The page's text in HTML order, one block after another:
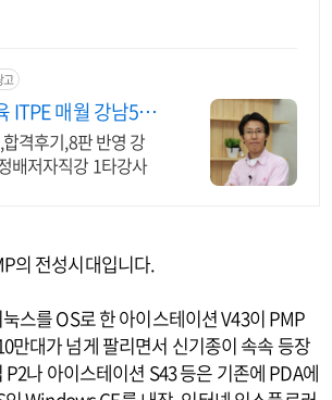
고
ITPE 매월 강남5일
격후기,8판 반영 강
배저자직강 1타강사
의 전성시대입니다.
스를 OS로 한 아이스테이션 V43이 PMP
만대가 넘게 팔리면서 신기종이 속속 등장
나 아이스테이션 S43 등은 기존에 PDA에